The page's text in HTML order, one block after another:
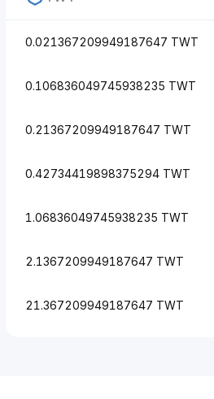
0.021367209949187647 TWT
0.106836049745938235 TWT
0.21367209949187647 TWT
0.42734419898375294 TWT
1.06836049745938235 TWT
2.1367209949187647 TWT
21.367209949187647 TWT